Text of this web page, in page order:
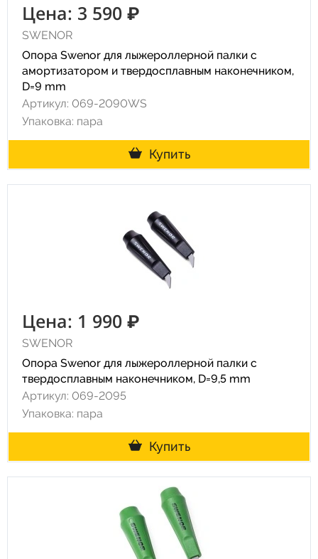
Цена: 3 590 ₽
SWENOR
Опора Swenor для лыжероллерной палки с
амортизатором и твердосплавным наконечником,
D=9 mm
Артикул: 069-2090WS
Упаковка: пара
Купить
Цена: 1 990 ₽
SWENOR
Опора Swenor для лыжероллерной палки с
твердосплавным наконечником, D=9,5 mm
Артикул: 069-2095
Упаковка: пара
Купить